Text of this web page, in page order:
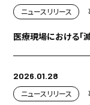
ニュースリリース
医療現場における「
2026.01.28
ニュースリリース